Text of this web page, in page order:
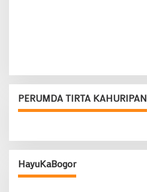
PERUMDA TIRTA KAHURIPAN
HayuKaBogor